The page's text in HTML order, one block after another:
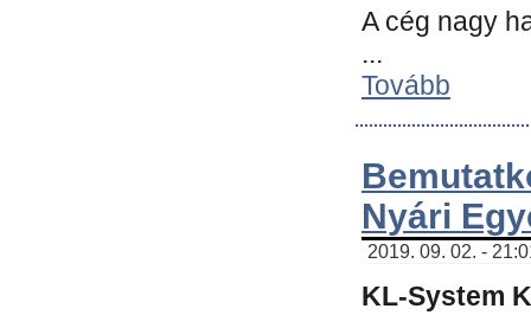
A cég nagy
...
Tovább
Nyári
2019. 09. 02. -
KL-System